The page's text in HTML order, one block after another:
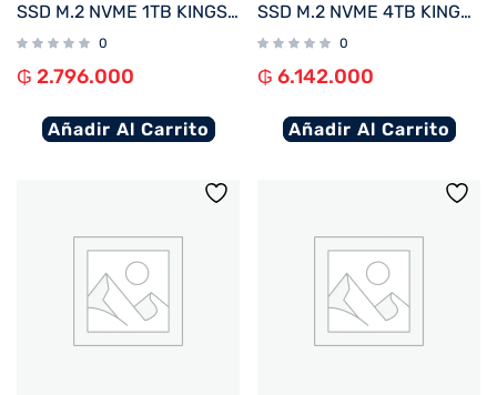
SSD M.2 NVME 1TB KINGSTON FURY RENEGADE C/DISIPADOR TERMICO SFYRSK/1000G 7300/6000 PCIE 4.
0
₲ 2.796.000
Añadir Al Carrito
SSD M.2 NVME 4TB KINGSTON FURY RENEGADE C/DISIPADOR TERMICO SFYRDK/4000G 7300/7000 PCIE4.0
0
₲ 6.142.000
Añadir Al Carrito